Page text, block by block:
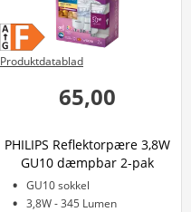
65,00
PHILIPS Reflektorpære 3,8W
GU10 dæmpbar 2-pak
GU10 sokkel
3,8W - 345 Lumen
Produktdatablad